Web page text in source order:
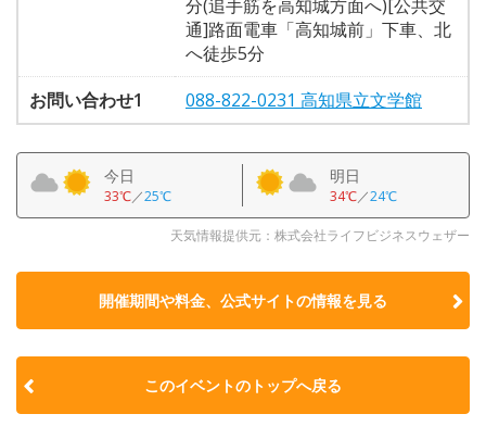
分(追手筋を高知城方面へ)[公共交
通]路面電車「高知城前」下車、北
へ徒歩5分
お問い合わせ1
088-822-0231 高知県立文学館
今日
33℃／25℃
明日
34℃／24℃
天気情報提供元：株式会社ライフビジネスウェザー
開催期間や料金、公式サイトの情報を見る
このイベントのトップへ戻る